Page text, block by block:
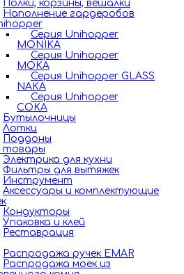
Полки, корзины, вешалки
Наполнение гардеробов
Серия Unihopper
MONIKA
Серия Unihopper
MOKA
Серия Unihopper GLASS
NAKA
Серия Unihopper
COKA
Бутылочницы
Лотки
Поддоны
товары
Электрика для кухни
Фильтры для вытяжек
Инструмент
Аксессуары и комплектующие
Кондукторы
Упаковка и клей
Реставрация
Распродажа ручек EMAR
Распродажа моек из